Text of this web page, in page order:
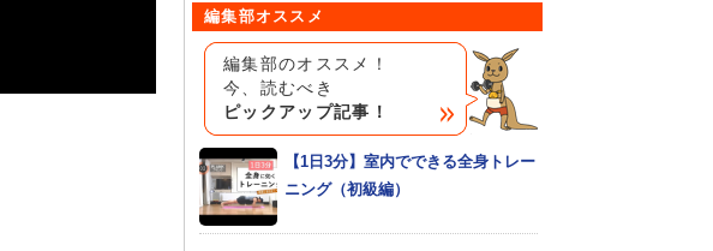
編集部オススメ
編集部のオススメ！
今、読むべき
ピックアップ記事！
【1日3分】室内でできる全身トレー
ニング（初級編）